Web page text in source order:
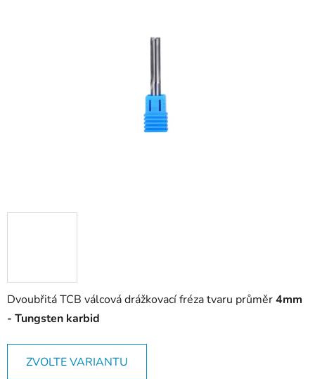
Dvoubřitá TCB válcová drážkovací fréza tvaru průměr4mm
- Tungsten karbid
ZVOLTE VARIANTU